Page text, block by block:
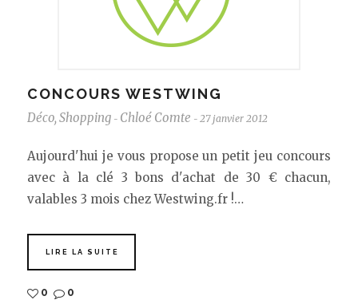
CONCOURS WESTWING
Déco, Shopping - Chloé Comte - 27 janvier 2012
Aujourd'hui je vous propose un petit jeu concours
avec à la clé 3 bons d'achat de 30 € chacun,
valables 3 mois chez Westwing.fr !…
LIRE LA SUITE
0 0